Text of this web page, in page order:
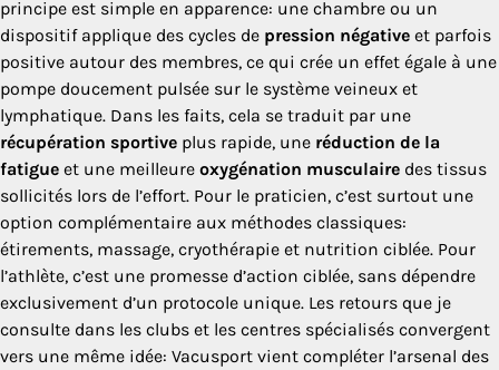
principe est simple en apparence: une chambre ou un
dispositif applique des cycles de pression négative et parfois
positive autour des membres, ce qui crée un effet égale à une
pompe doucement pulsée sur le système veineux et
lymphatique. Dans les faits, cela se traduit par une
récupération sportive plus rapide, une réduction de la
fatigue et une meilleure oxygénation musculaire des tissus
sollicités lors de l’effort. Pour le praticien, c’est surtout une
option complémentaire aux méthodes classiques:
étirements, massage, cryothérapie et nutrition ciblée. Pour
l’athlète, c’est une promesse d’action ciblée, sans dépendre
exclusivement d’un protocole unique. Les retours que je
consulte dans les clubs et les centres spécialisés convergent
vers une même idée: Vacusport vient compléter l’arsenal des